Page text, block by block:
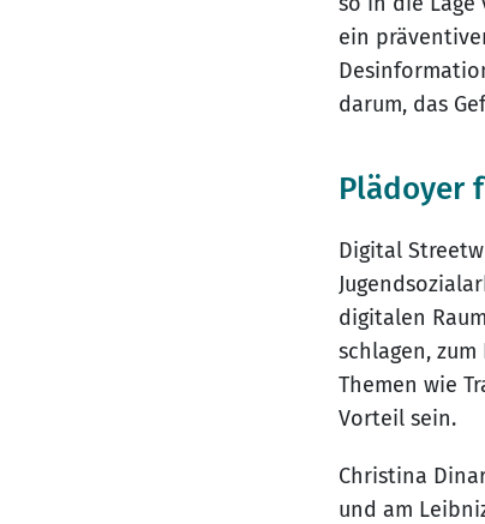
ein
darum, das
Plädoyer
Digital
digitalen
schlagen,
Themen wie
Vorteil sein.
Christina
und am